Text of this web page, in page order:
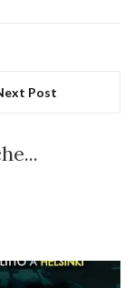
Post